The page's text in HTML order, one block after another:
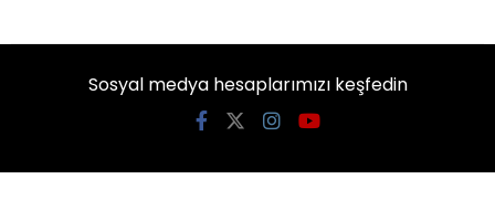
Sosyal medya hesaplarımızı keşfedin